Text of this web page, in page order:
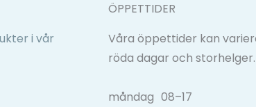
i vår
ÖPPETTIDER
Våra öppettider kan
röda dagar och storhelger.
måndag 08–17